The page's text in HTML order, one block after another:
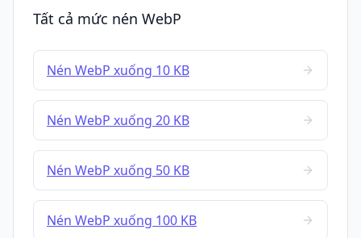
Tất cả mức nén WebP
Nén WebP xuống 10 KB
Nén WebP xuống 20 KB
Nén WebP xuống 50 KB
Nén WebP xuống 100 KB